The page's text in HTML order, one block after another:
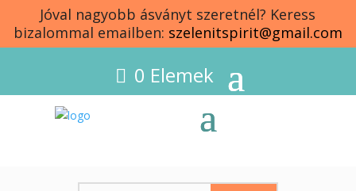
Jóval nagyobb ásványt szeretnél? Keress
bizalommal emailben: szelenitspirit@gmail.com
0 Elemek